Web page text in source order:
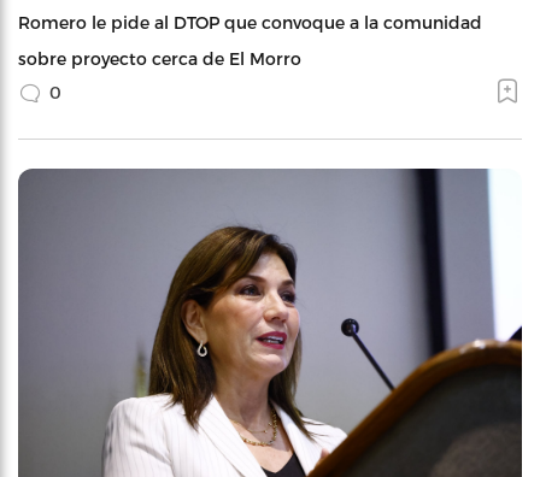
Romero le pide al DTOP que convoque a la comunidad
sobre proyecto cerca de El Morro
0